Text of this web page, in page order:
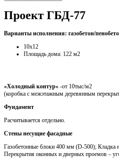
Проект ГБД-77
Варианты исполнения: газобетон/
10х12
Площадь дома: 122 м2
«Холодный контур» -от 10тыс/м2
(коробка с межэтажным деревянным
Фундамент
Расчитывается отдельно.
Стены несущие фасадные
Газобетонные блоки 400 мм (D-500); Кладка
Перекрытия оконных и дверных проемов –